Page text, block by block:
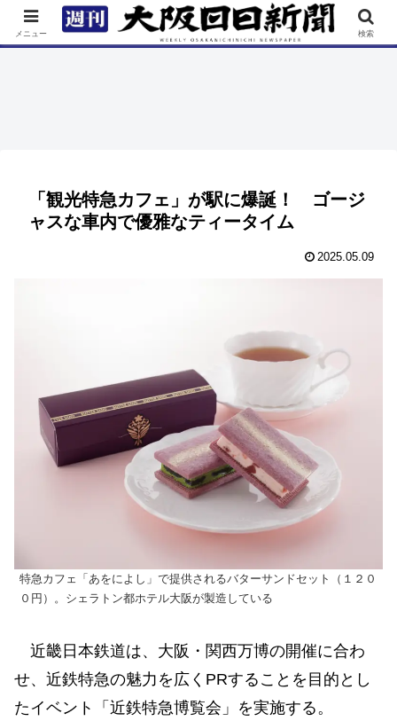
TOP 特集 ニュース 連載 街ネタ イベント
「観光特急カフェ」が駅に爆誕！ ゴージ
ャスな車内で優雅なティータイム
2025.05.09
特急カフェ「あをによし」で提供されるバターサンドセット（１２０
０円）。シェラトン都ホテル大阪が製造している
近畿日本鉄道は、大阪・関西万博の開催に合わ
せ、近鉄特急の魅力を広くPRすることを目的とし
たイベント「近鉄特急博覧会」を実施する。
メニュー 検索